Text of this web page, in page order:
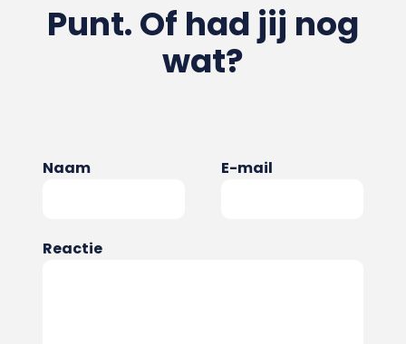
Punt. Of had jij nog
wat?
Naam E-mail
Reactie